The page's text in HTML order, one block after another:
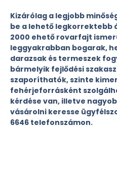
Kizárólag a legjobb
be a lehető legkorrektebb
2000 ehető rovarfajt
leggyakrabban bogarak,
darazsak és termeszek
bármelyik fejlődési
szaporíthatók, szinte
fehérjeforrásként
kérdése van, illetve
vásárolni keresse
6646 telefonszámon.